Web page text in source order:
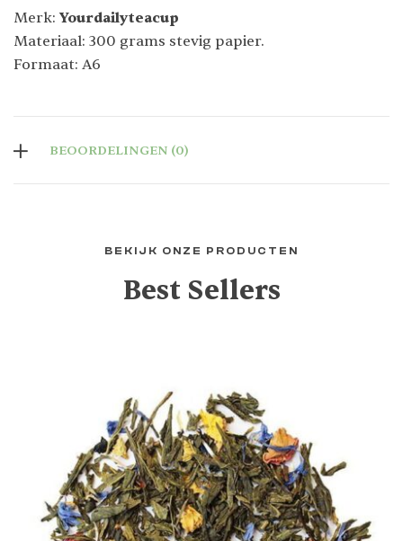
Merk: Yourdailyteacup
Materiaal: 300 grams stevig papier.
Formaat: A6
BEOORDELINGEN (0)
BEKIJK ONZE PRODUCTEN
Best Sellers